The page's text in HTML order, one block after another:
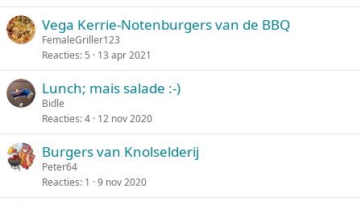
Vega Kerrie-Notenburgers van de BBQ
FemaleGriller123
Reacties 5 13 apr 2021
Lunch; mais salade :-)
Bidle
Reacties 4 12 nov 2020
Burgers van Knolselderij
Peter64
Reacties 1 9 nov 2020